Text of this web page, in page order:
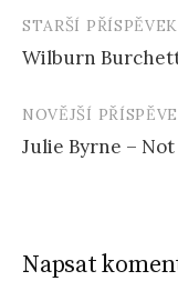
Navigace
příspěvku
STARŠÍ PŘÍSPĚVEK
Wilburn
NOVĚJŠÍ
Julie Byrne – Not
Napsat